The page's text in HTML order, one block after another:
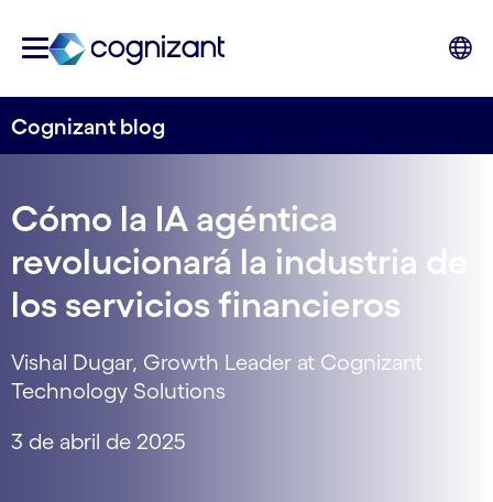
Cognizant blog
Cómo la IA agéntica
revolucionará la industria de
los servicios financieros
Vishal Dugar, Growth Leader at Cognizant
Technology Solutions
3 de abril de 2025